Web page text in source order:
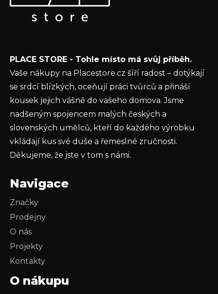
v
u
nových produktech na našem e-shopu.
ochrany osobních údajů
PŘIHLÁSIT SE
PLACE STORE - Tohle místo má svůj příběh.
Vaše nákupy na Placestore.cz šíří radost – dotýkají
se srdcí blízkých, oceňují práci tvůrců a přináší
kousek jejich vášně do vašeho domova. Jsme
nadšeným spojencem malých českých a
slovenských umělců, kteří do každého výrobku
vkládají kus své duše a řemeslné zručnosti.
Děkujeme, že jste v tom s námi.
Navigace
Značky
Prodejny
O nás
Projekty
Kontakty
O nákupu